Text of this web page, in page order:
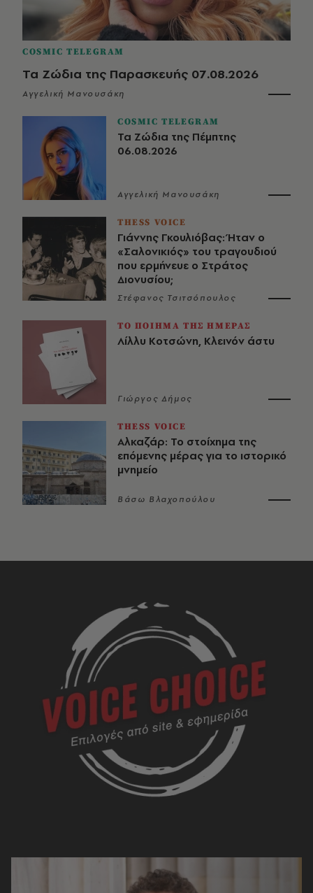
COSMIC TELEGRAM
Τα Ζώδια της Παρασκευής 07.08.2026
Αγγελική Μανουσάκη
COSMIC TELEGRAM
Τα Ζώδια της Πέμπτης
06.08.2026
Αγγελική Μανουσάκη
THESS VOICE
Γιάννης Γκουλιόβας: Ήταν ο
«Σαλονικιός» του τραγουδιού
που ερμήνευε ο Στράτος
Διονυσίου;
Στέφανος Τσιτσόπουλος
ΤΟ ΠΟΙΗΜΑ ΤΗΣ ΗΜΕΡΑΣ
Λίλλυ Κοτσώνη, Κλεινόν άστυ
Γιώργος Δήμος
THESS VOICE
Αλκαζάρ: Το στοίχημα της
επόμενης μέρας για το ιστορικό
μνημείο
Βάσω Βλαχοπούλου